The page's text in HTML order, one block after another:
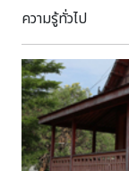
ความรู้ทั่วไป